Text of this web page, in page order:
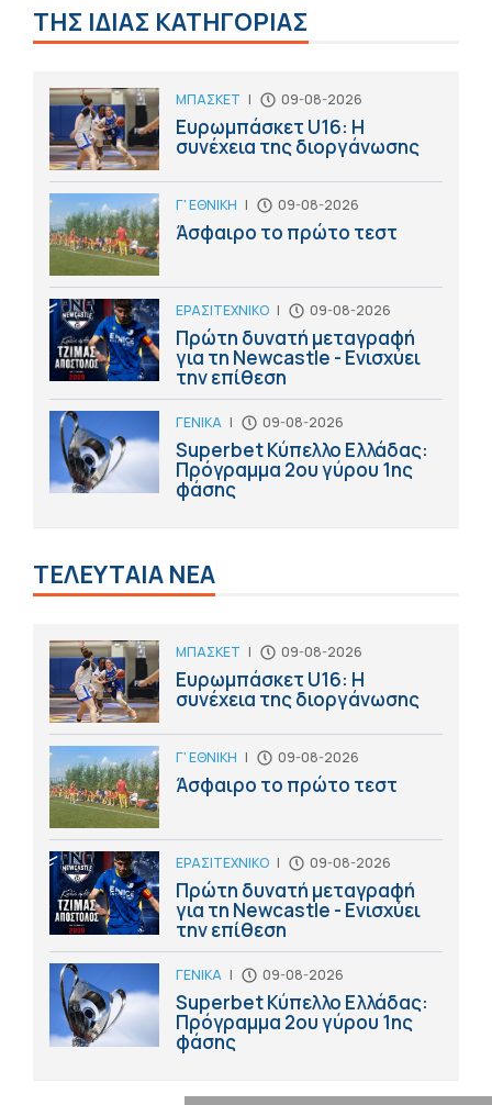
ΤΗΣ ΙΔΙΑΣ ΚΑΤΗΓΟΡΙΑΣ
ΜΠΑΣΚΕΤ | 09-08-2026
Ευρωμπάσκετ U16: Η
συνέχεια της διοργάνωσης
Γ' ΕΘΝΙΚΗ | 09-08-2026
Άσφαιρο το πρώτο τεστ
ΕΡΑΣΙΤΕΧΝΙΚΟ | 09-08-2026
Πρώτη δυνατή μεταγραφή
για τη Newcastle - Ενισχύει
την επίθεση
ΓΕΝΙΚΑ | 09-08-2026
Superbet Κύπελλο Ελλάδας:
Πρόγραμμα 2ου γύρου 1ης
φάσης
ΤΕΛΕΥΤΑΙΑ ΝΕΑ
ΜΠΑΣΚΕΤ | 09-08-2026
Ευρωμπάσκετ U16: Η
συνέχεια της διοργάνωσης
Γ' ΕΘΝΙΚΗ | 09-08-2026
Άσφαιρο το πρώτο τεστ
ΕΡΑΣΙΤΕΧΝΙΚΟ | 09-08-2026
Πρώτη δυνατή μεταγραφή
για τη Newcastle - Ενισχύει
την επίθεση
ΓΕΝΙΚΑ | 09-08-2026
Superbet Κύπελλο Ελλάδας:
Πρόγραμμα 2ου γύρου 1ης
φάσης